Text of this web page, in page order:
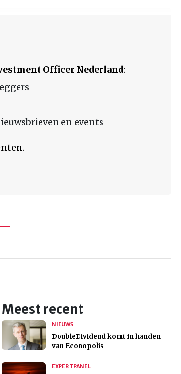
Officer Nederland:
en events
Meest recent
NIEUWS
DoubleDividend komt in handen
van Econopolis
EXPERTPANEL